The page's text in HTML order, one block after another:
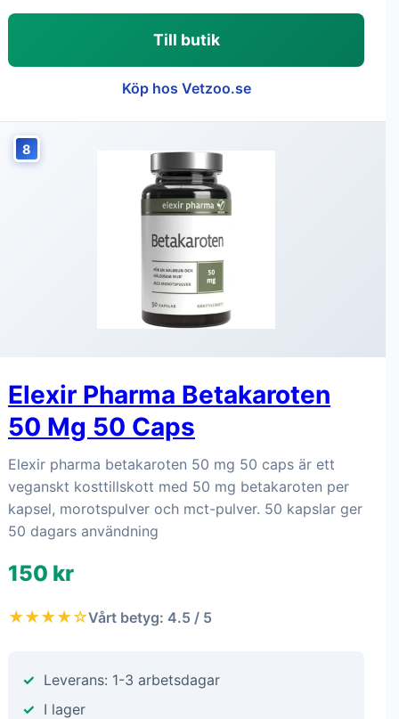
Till butik
Köp hos Vetzoo.se
8
Elexir Pharma Betakaroten
50 Mg 50 Caps
Elexir pharma betakaroten 50 mg 50 caps är ett
veganskt kosttillskott med 50 mg betakaroten per
kapsel, morotspulver och mct-pulver. 50 kapslar ger
50 dagars användning
150 kr
★★★★☆Vårt betyg: 4.5 / 5
Leverans: 1-3 arbetsdagar
I lager